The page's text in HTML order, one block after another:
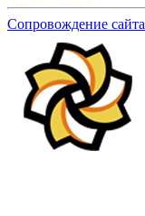
Сопровождение сайта